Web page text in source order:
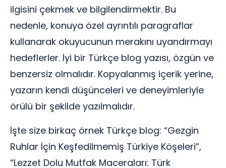
ilgisini çekmek ve bilgilendirmektir. Bu
nedenle, konuya özel ayrıntılı paragraflar
kullanarak okuyucunun merakını uyandırmayı
hedeflerler. İyi bir Türkçe blog yazısı, özgün ve
benzersiz olmalıdır. Kopyalanmış içerik yerine,
yazarın kendi düşünceleri ve deneyimleriyle
örülü bir şekilde yazılmalıdır.
İşte size birkaç örnek Türkçe blog: “Gezgin
Ruhlar İçin Keşfedilmemiş Türkiye Köşeleri”,
“Lezzet Dolu Mutfak Maceraları: Türk